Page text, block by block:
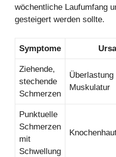
wöchentliche Laufumfang
gesteigert werden sollte.
Symptome
Ziehende,
stechende
Schmerzen
Überlastung
Muskulatur
Punktuelle
Schmerzen
mit
Schwellung